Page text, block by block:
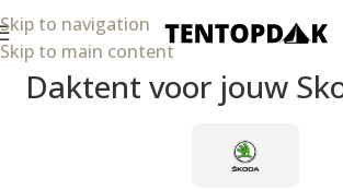
Skip to navigation
Skip to main content
Daktent voor jouw